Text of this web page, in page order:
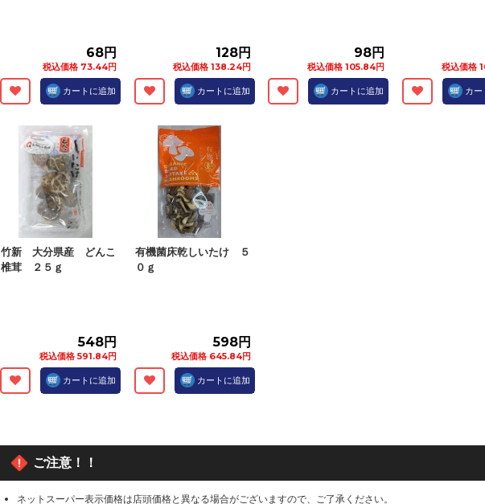
68円
税込価格 73.44円
カートに追加
128円
税込価格 138.24円
カートに追加
98円
税込価格 105.84円
カートに追加
税込価格
カー
竹新 大分県産 どんこ
椎茸 ２５ｇ
548円
税込価格 591.84円
カートに追加
有機菌床乾しいたけ ５
０ｇ
598円
税込価格 645.84円
カートに追加
ご注意！！
ネットスーパー表示価格は店頭価格と異なる場合がございますので、ご了承ください。